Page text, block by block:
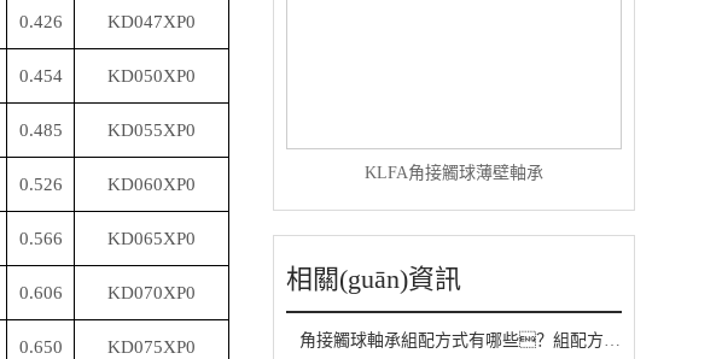
0.426 KD047XP0
0.454 KD050XP0
0.485 KD055XP0
0.526 KD060XP0
0.566 KD065XP0
0.606 KD070XP0
0.650 KD075XP0
KLFA角接觸球薄壁軸承
相關(guān)資訊